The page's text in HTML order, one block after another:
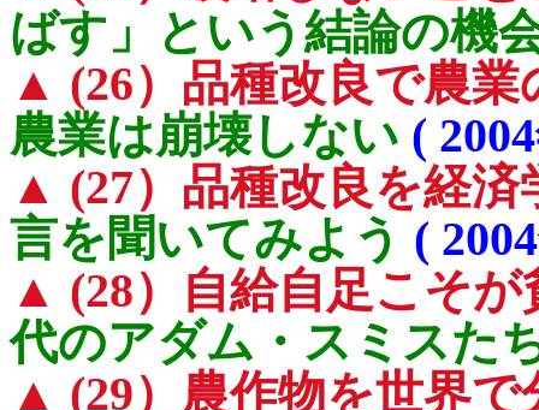
ばす」という結論の機
▲ (26）品種改良で農
農業は崩壊しない (
▲ (27）品種改良を経済
言を聞いてみよう (
▲ (28）自給自足こそが
代のアダム・スミスた
▲ (29）農作物を世界